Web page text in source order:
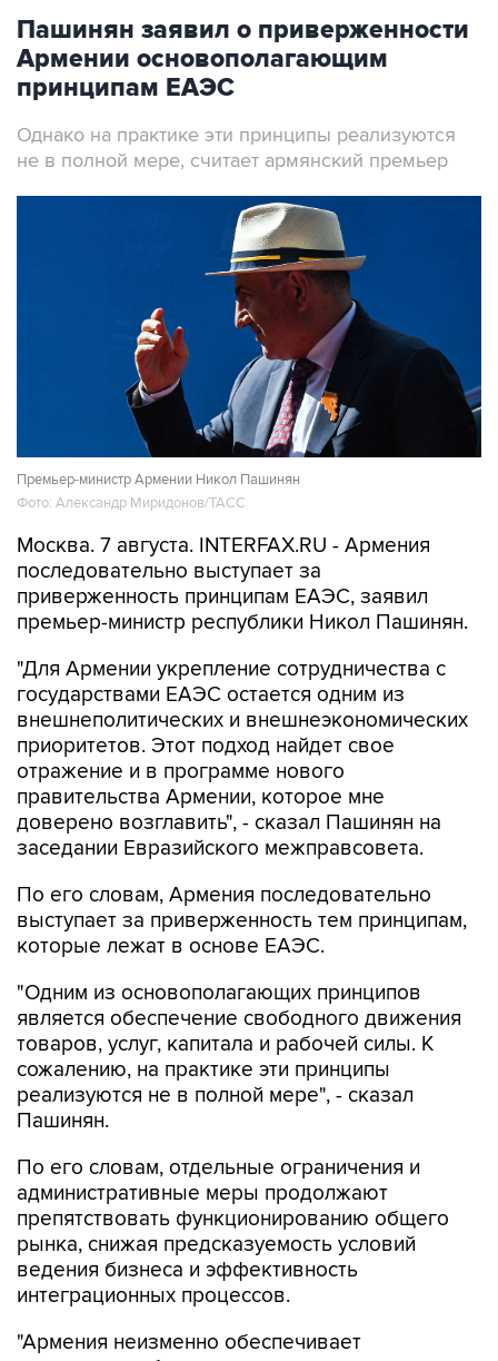
Армении основополагающим
принципам ЕАЭС
Однако на практике эти принципы реализуются
Премьер-министр Армении Никол Пашинян
Фото: Александр Миридонов/ТАСС
Москва. 7 августа. INTERFAX.RU - Армения
приверженность принципам ЕАЭС, заявил
премьер-министр республики Никол Пашинян.
"Для Армении укрепление сотрудничества с
внешнеполитических и внешнеэкономических
приоритетов. Этот подход найдет свое
отражение и в программе нового
правительства Армении, которое мне
доверено возглавить", - сказал Пашинян на
заседании Евразийского межправсовета.
По его словам, Армения последовательно
которые лежат в основе ЕАЭС.
"Одним из основополагающих принципов
товаров, услуг, капитала и рабочей силы. К
сожалению, на практике эти принципы
реализуются не в полной мере", - сказал
Пашинян.
По его словам, отдельные ограничения и
препятствовать функционированию общего
рынка, снижая предсказуемость условий
ведения бизнеса и эффективность
интеграционных процессов.
"Армения неизменно обеспечивает
недискриминационные условия для